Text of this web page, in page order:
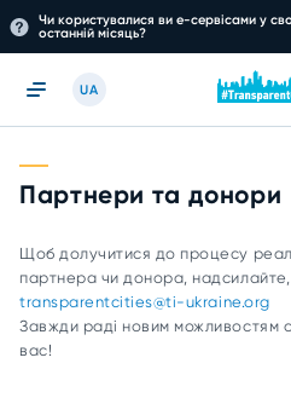
Чи користувалися ви е-сервісами у
останній місяць?
UA
Партнери та донори
Щоб долучитися до процесу
партнера чи донора,
transparentcities@ti-ukraine.org
Завжди раді новим можливостям
вас!